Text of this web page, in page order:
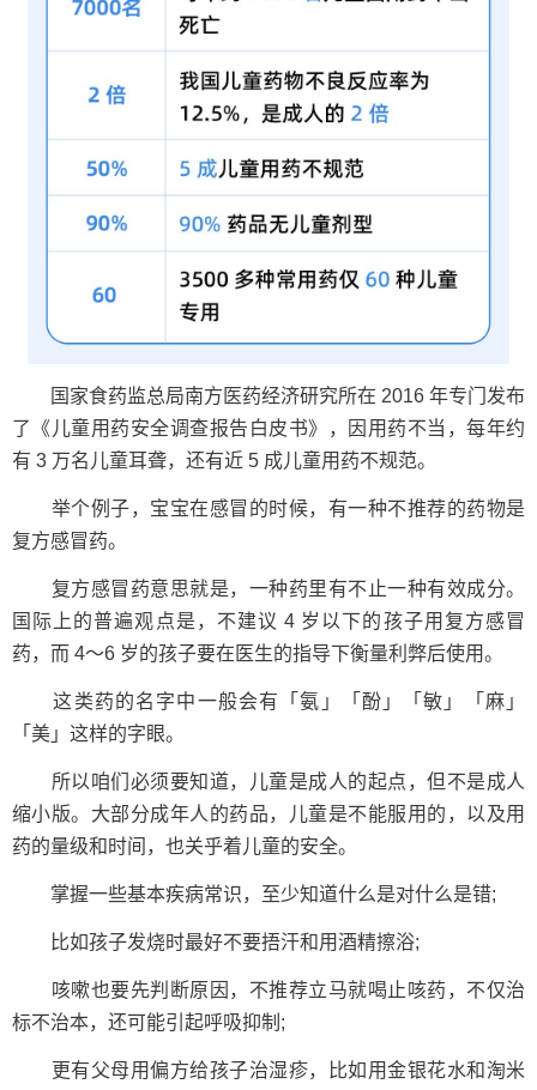
国家食药监总局南方医药经济研究所在 2016 年专门发布
了《儿童用药安全调查报告白皮书》，因用药不当，每年约
有 3 万名儿童耳聋，还有近 5 成儿童用药不规范。
举个例子，宝宝在感冒的时候，有一种不推荐的药物是
复方感冒药。
复方感冒药意思就是，一种药里有不止一种有效成分。
国际上的普遍观点是，不建议 4 岁以下的孩子用复方感冒
药，而 4～6 岁的孩子要在医生的指导下衡量利弊后使用。
这类药的名字中一般会有「氨」「酚」「敏」「麻」
「美」这样的字眼。
所以咱们必须要知道，儿童是成人的起点，但不是成人
缩小版。大部分成年人的药品，儿童是不能服用的，以及用
药的量级和时间，也关乎着儿童的安全。
掌握一些基本疾病常识，至少知道什么是对什么是错;
比如孩子发烧时最好不要捂汗和用酒精擦浴;
咳嗽也要先判断原因，不推荐立马就喝止咳药，不仅治
标不治本，还可能引起呼吸抑制;
更有父母用偏方给孩子治湿疹，比如用金银花水和淘米